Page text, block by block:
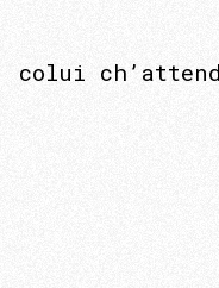
colui